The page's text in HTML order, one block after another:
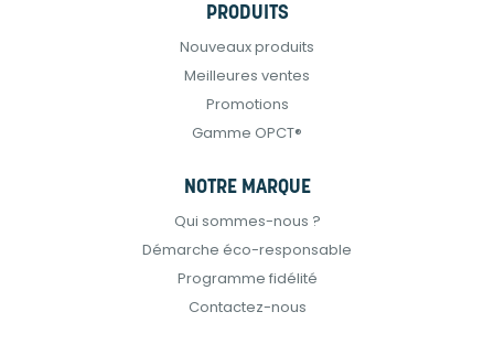
PRODUITS
Nouveaux produits
Meilleures ventes
Promotions
Gamme OPCT®
NOTRE MARQUE
Qui sommes-nous ?
Démarche éco-responsable
Programme fidélité
Contactez-nous